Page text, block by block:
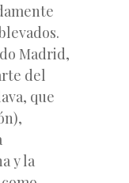
Madrid,
del
que
y la